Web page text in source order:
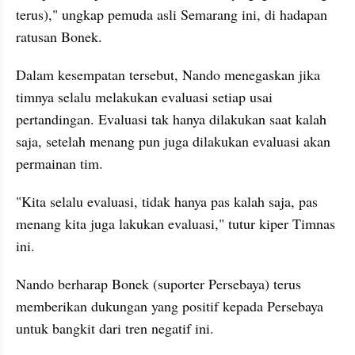
terus)," ungkap pemuda asli Semarang ini, di hadapan
ratusan Bonek.
Dalam kesempatan tersebut, Nando menegaskan jika
timnya selalu melakukan evaluasi setiap usai
pertandingan. Evaluasi tak hanya dilakukan saat kalah
saja, setelah menang pun juga dilakukan evaluasi akan
permainan tim.
"Kita selalu evaluasi, tidak hanya pas kalah saja, pas
menang kita juga lakukan evaluasi," tutur kiper Timnas
ini.
Nando berharap Bonek (suporter Persebaya) terus
memberikan dukungan yang positif kepada Persebaya
untuk bangkit dari tren negatif ini.